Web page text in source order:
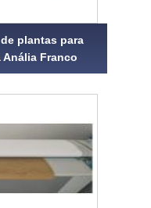
plantas para
Franco